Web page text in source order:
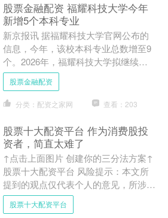
股票金融配资 福耀科技大学今年
新增5个本科专业
新京报讯 据福耀科技大学官网公布的
信息，今年，该校本科专业总数增至9
个。2026年，福耀科技大学拟继续按
照智能制造工程专业招收本科生。
2026级本科生入学后，在....
股票金融配资
分类：配资之家网 查看：203
股票十大配资平台 作为消费股投
资者，简直太难了
↑点击上面图片 创建你的三分法方案↑
股票十大配资平台 风险提示：本文所
提到的观点仅代表个人的意见，所涉及
标的不作推荐，据此买卖，风险自负。
作者：骑象人2015....
股票十大配资平台